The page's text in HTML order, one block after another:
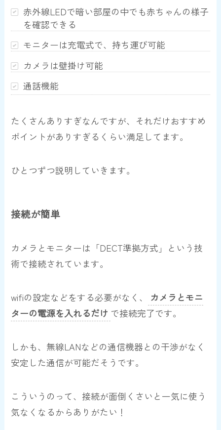
赤外線LEDで暗い部屋の中でも赤ちゃんの様子
を確認できる
モニターは充電式で、持ち運び可能
カメラは壁掛け可能
通話機能
たくさんありすぎなんですが、それだけおすすめ
ポイントがありすぎるくらい満足してます。
ひとつずつ説明していきます。
接続が簡単
カメラとモニターは「DECT準拠方式」という技
術で接続されています。
wifiの設定などをする必要がなく、
カメラとモニ
ターの電源を入れるだけ で接続完了です。
しかも、無線LANなどの通信機器との干渉がなく
安定した通信が可能だそうです。
こういうのって、接続が面倒くさいと一気に使う
気なくなるからありがたい！